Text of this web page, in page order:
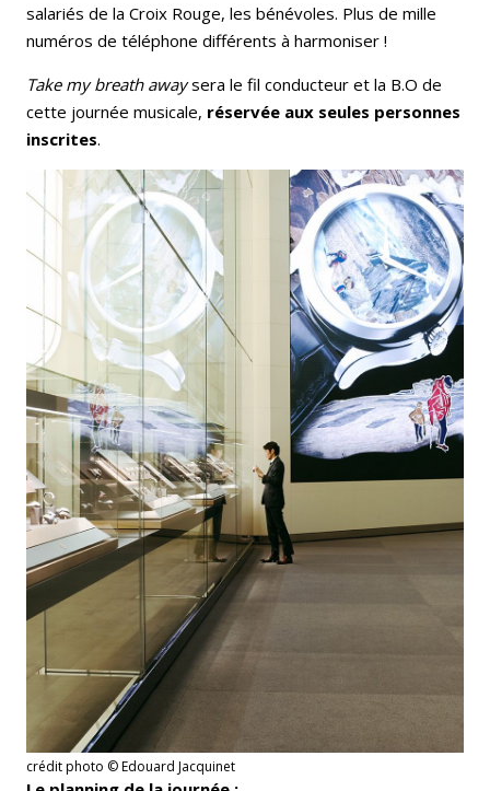
salariés de la Croix Rouge, les bénévoles. Plus de mille
numéros de téléphone différents à harmoniser !
Take my breath awaysera le fil conducteur et la B.O de
cette journée musicale, réservée aux seules personnes
inscrites.
crédit photo © Edouard Jacquinet